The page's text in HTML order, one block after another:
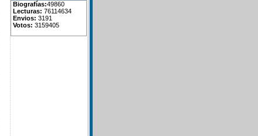
Biografías:49860
Lecturas: 76114634
Envios: 3191
Votos: 3159405